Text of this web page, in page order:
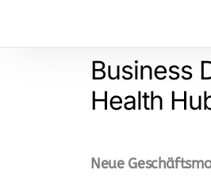
Business
Health
Neue